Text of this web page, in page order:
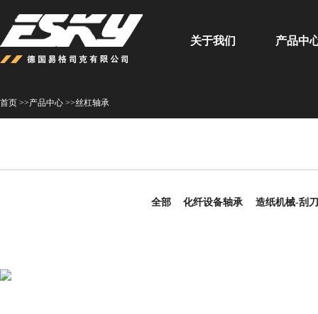
关于我们 产品中
首页 >>产品中心 >>丝杠轴承
全部 化纤设备轴承 造纸机械-刮